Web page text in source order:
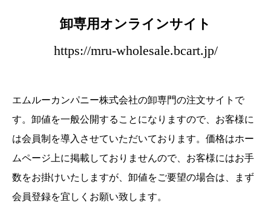
卸専用オンラインサイト
https://mru-wholesale.bcart.jp/
エムルーカンパニー株式会社の卸専門の注文サイトで
す。卸値を一般公開することになりますので、お客様に
は会員制を導入させていただいております。価格はホー
ムページ上に掲載しておりませんので、お客様にはお手
数をお掛けいたしますが、卸値をご要望の場合は、まず
会員登録を宜しくお願い致します。